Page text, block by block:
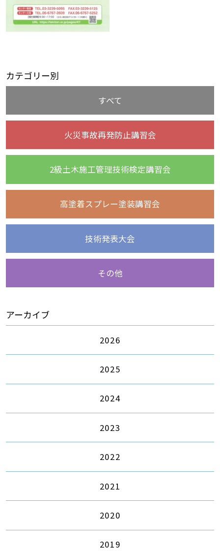
カテゴリー別
すべて
火災事故再発防止講習会
2級土木施工管理技術検定講習会
高塗着スプレー塗装講習会
技術発表大会
その他
アーカイブ
2026
2025
2024
2023
2022
2021
2020
2019